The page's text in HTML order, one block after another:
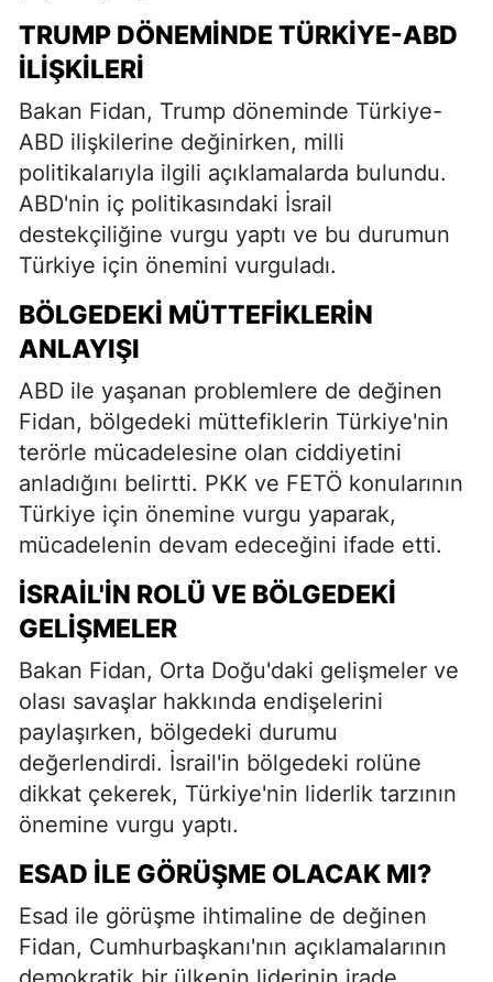
TRUMP DÖNEMINDE TÜRKIYE-ABD
İLIŞKILERI
Bakan Fidan, Trump döneminde Türkiye-
ABD ilişkilerine değinirken, milli
politikalarıyla ilgili açıklamalarda bulundu.
ABD'nin iç politikasındaki İsrail
destekçiliğine vurgu yaptı ve bu durumun
Türkiye için önemini vurguladı.
BÖLGEDEKI MÜTTEFIKLERIN
ANLAYIŞI
ABD ile yaşanan problemlere de değinen
Fidan, bölgedeki müttefiklerin Türkiye'nin
terörle mücadelesine olan ciddiyetini
anladığını belirtti. PKK ve FETÖ konularının
Türkiye için önemine vurgu yaparak,
mücadelenin devam edeceğini ifade etti.
İSRAIL'IN ROLÜ VE BÖLGEDEKI
GELIŞMELER
Bakan Fidan, Orta Doğu'daki gelişmeler ve
olası savaşlar hakkında endişelerini
paylaşırken, bölgedeki durumu
değerlendirdi. İsrail'in bölgedeki rolüne
dikkat çekerek, Türkiye'nin liderlik tarzının
önemine vurgu yaptı.
ESAD İLE GÖRÜŞME OLACAK MI?
Esad ile görüşme ihtimaline de değinen
Fidan, Cumhurbaşkanı'nın açıklamalarının